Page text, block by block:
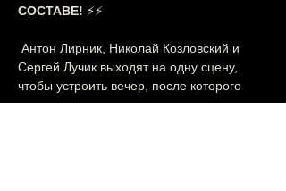
СОСТАВЕ! ⚡️⚡️
Сергей Лучик выходят на одну сцену,
чтобы устроить вечер, после которого
скажут: